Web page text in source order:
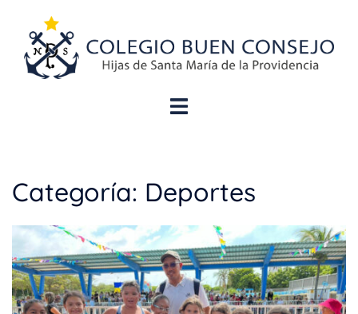
Categoría: Deportes